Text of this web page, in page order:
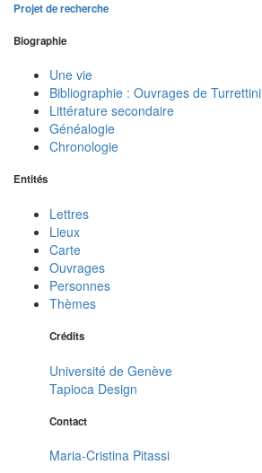
Projet de recherche
Biographie
Une vie
Bibliographie : Ouvrages de Turrettini
Littérature secondaire
Généalogie
Chronologie
Entités
Lettres
Lieux
Carte
Ouvrages
Personnes
Thèmes
Crédits
Université de Genève
Tapioca Design
Contact
Maria-Cristina Pitassi